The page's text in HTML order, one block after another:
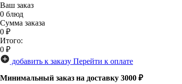
Ваш заказ
0 блюд
Сумма заказа
0 ₽
Итого:
0 ₽
добавить к заказу Перейти к оплате
Минимальный заказ на доставку 3000 ₽